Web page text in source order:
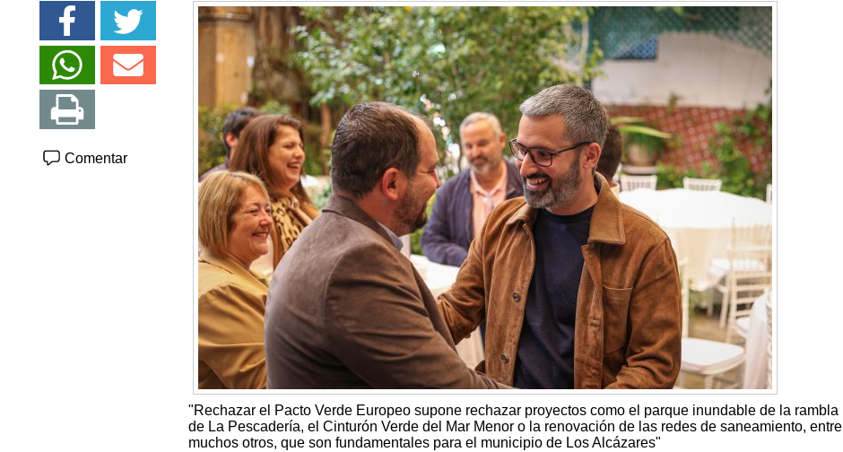
Comentar
"Rechazar el Pacto Verde Europeo supone rechazar proyectos como el parque inundable de la rambla
de La Pescadería, el Cinturón Verde del Mar Menor o la renovación de las redes de saneamiento, entre
muchos otros, que son fundamentales para el municipio de Los Alcázares"